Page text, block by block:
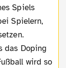
Spiels
Spielern,
das Doping
wird so